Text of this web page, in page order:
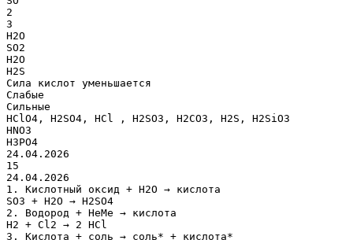
2
3
H2O
SO2
H2O
H2S
Сила кислот уменьшается
Слабые
Cильные
HClO4, H2SO4, HCl , H2SO3, H2СO3, H2S, H2SiO3
HNO3
H3PO4
24.04.2026
15
24.04.2026
1. Кислотный оксид + Н2О → кислота
SO3 + H2O → H2SO4
2. Водород + НеМе → кислота
Н2 + Cl2 → 2 HCl
3. Кислота + соль → соль* + кислота*